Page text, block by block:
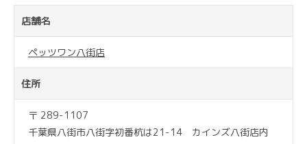
店舗名
ペッツワン八街店
住所
〒 289-1107
千葉県八街市八街字初番杭は21-14 カインズ八街店内